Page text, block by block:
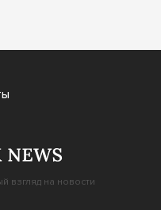
взгляд на новости